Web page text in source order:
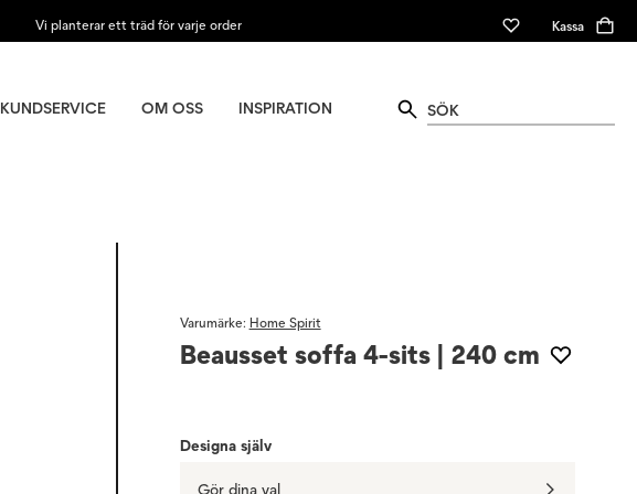
Vi planterar ett träd för varje order Kassa
KUNDSERVICE OM OSS INSPIRATION
Beausset soffa 4-sits | 240 cm
Varumärke: Home Spirit
Designa själv
Gör dina val